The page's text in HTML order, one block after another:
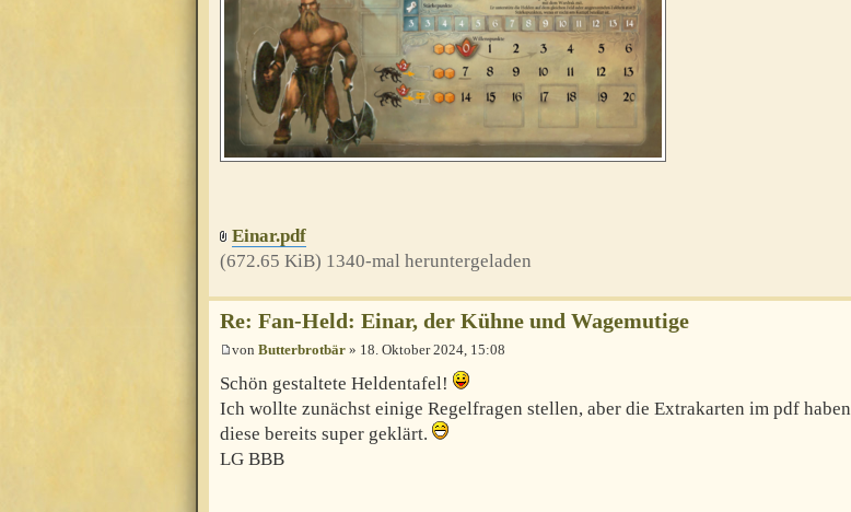
Einar.pdf
(672.65 KiB) 1340-mal heruntergeladen
Re: Fan-Held: Einar, der Kühne und Wagemutige
von Butterbrotbär » 18. Oktober 2024, 15:08
Schön gestaltete Heldentafel!
Ich wollte zunächst einige Regelfragen stellen, aber die Extrakarten im pdf haben
diese bereits super geklärt.
LG BBB